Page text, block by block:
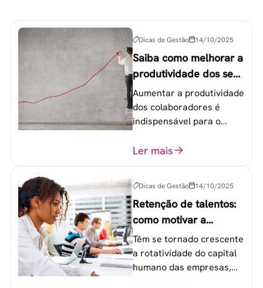
Dicas de Gestão 14/10/2025
Saiba como melhorar a
produtividade dos seus
colaboradores
Aumentar a produtividade
dos colaboradores é
indispensável para o
equipe de trabalho. 6
Ler mais
Dicas de Gestão 14/10/2025
Retenção de talentos:
como motivar a
geração Y nas
empresas?
Têm se tornado crescente
a rotatividade do capital
humano das empresas,